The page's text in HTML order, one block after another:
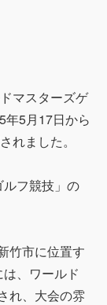
マスターズゲ
年5月17日から
れました。
フ競技」の
竹市に位置す
、ワールド
れ、大会の雰